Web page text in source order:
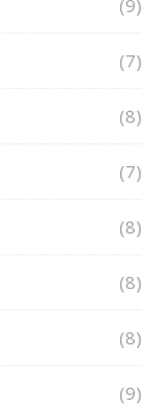
(9)
(7)
(8)
(7)
(8)
(8)
(8)
(9)